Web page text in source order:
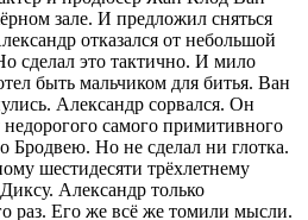
зале. И предложил сняться
отказался от небольшой
сделал это тактично. И мило
быть мальчиком для битья. Ван
Александр сорвался. Он
самого примитивного
Бродвею. Но не сделал ни глотка.
шестидесяти трёхлетнему
Александр только
раз. Его же всё же томили мысли.